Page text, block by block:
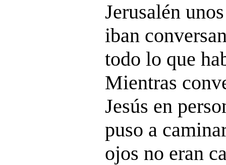
Jerusalén
iban
todo lo que
Mientras
Jesús en
puso a
ojos no eran